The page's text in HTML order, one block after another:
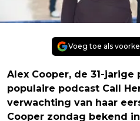
Voeg toe als
Alex Cooper, de 31-
populaire podcast Call
verwachting van haar
Cooper zondag bekend